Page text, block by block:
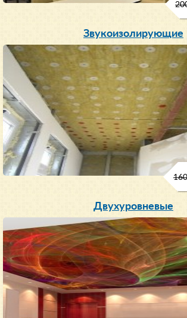
Звукоизолирующие
Двухуровневые